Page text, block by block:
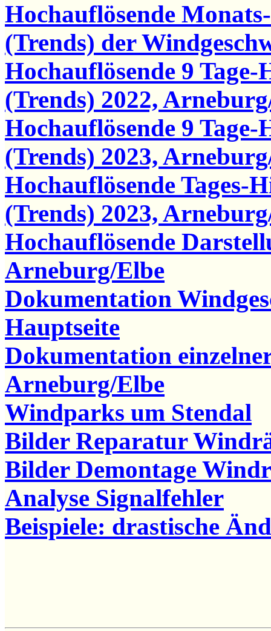
Hochauflösende
(Trends) der
Hochauflösende 9
(Trends) 2022,
Hochauflösende 9
(Trends) 2023,
Hochauflösende Tages-
(Trends) 2023,
Hochauflösende
Arneburg/Elbe
Dokumentation
Hauptseite
Dokumentation
Arneburg/Elbe
Windparks um Stendal
Bilder Reparatur
Bilder Demontage
Analyse Signalfehler
Beispiele: drastische